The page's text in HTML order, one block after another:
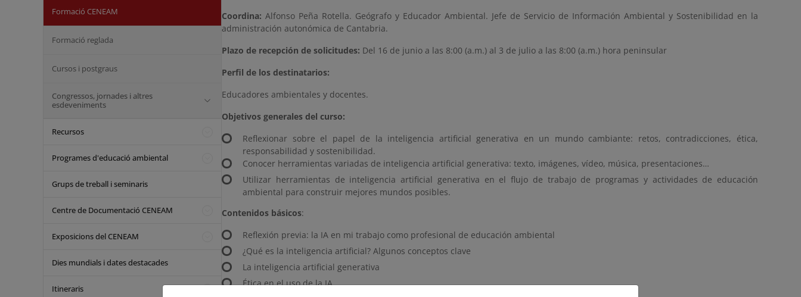
Formació CENEAM
Formació reglada
Cursos i postgraus
Congressos, jornades i altres
esdeveniments
Recursos
Programes d'educació ambiental
Grups de treball i seminaris
Centre de Documentació CENEAM
Exposicions del CENEAM
Dies mundials i dates destacades
Itineraris
Coordina: Alfonso Peña Rotella. Geógrafo y Educador Ambiental. Jefe de Servicio de Información Ambiental y Sostenibilidad en la
administración autonómica de Cantabria.
Plazo de recepción de solicitudes: Del 16 de junio a las 8:00 (a.m.) al 3 de julio a las 8:00 (a.m.) hora peninsular
Perfil de los destinatarios:
Educadores ambientales y docentes.
Objetivos generales del curso:
Reflexionar sobre el papel de la inteligencia artificial generativa en un mundo cambiante: retos, contradicciones, ética,
responsabilidad y sostenibilidad.
Conocer herramientas variadas de inteligencia artificial generativa: texto, imágenes, vídeo, música, presentaciones…
Utilizar herramientas de inteligencia artificial generativa en el flujo de trabajo de programas y actividades de educación
ambiental para construir mejores mundos posibles.
Contenidos básicos:
Reflexión previa: la IA en mi trabajo como profesional de educación ambiental
¿Qué es la inteligencia artificial? Algunos conceptos clave
La inteligencia artificial generativa
Ética en el uso de la IA.